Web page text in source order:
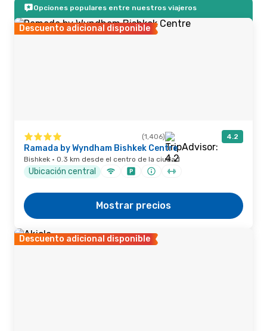
Opciones populares entre nuestros viajeros
Descuento adicional disponible
(1,406) 4.2
Ramada by Wyndham Bishkek Centre
Bishkek · 0.3 km desde el centro de la ciudad
Ubicación central
Mostrar precios
Descuento adicional disponible